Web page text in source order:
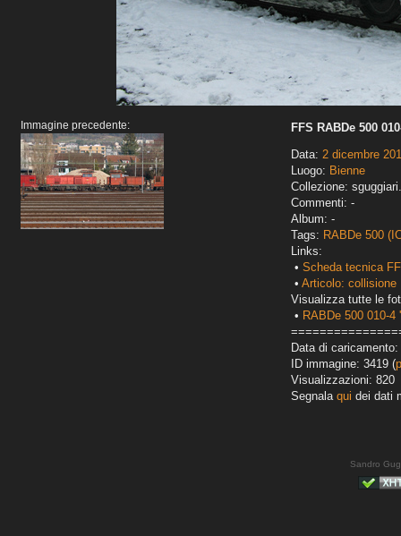
Immagine precedente:
FFS RABDe 500
Data: 2 dicembre
Luogo: Bienne
Collezione:
Commenti: -
Album: -
Tags: RABDe 500
Links:
• Scheda tecnica
• Articolo: collisione
Visualizza tutte le
• RABDe 500 010-4
Data di
ID immagine: 3419 (
Visualizzazioni: 820
Segnala qui dei dati
Sandro